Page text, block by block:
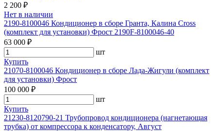
2 200 ₽
Нет в наличии
2190-8100046 Кондиционер в сборе Гранта, Калина Cross
(комплект для установки) Фрост 2190F-8100046-40
63 000 ₽
шт
Купить
21070-8100046 Кондиционер в сборе Лада-Жигули (комплект
для установки) Фрост
100 000 ₽
шт
Купить
21230-8120790-21 Трубопровод кондиционера (нагнетающая
трубка) от компрессора к конденсатору, Август